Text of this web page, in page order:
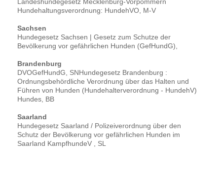
Hundehaltungsverordnung: HundehVO, M-V
Sachsen
Hundegesetz Sachsen | Gesetz zum Schutze der
Bevölkerung vor gefährlichen Hunden (GefHundG),
Brandenburg
DVOGefHundG, SNHundegesetz Brandenburg :
Ordnungsbehördliche Verordnung über das Halten und
Führen von Hunden (Hundehalterverordnung - HundehV)
Hundes, BB
Saarland
Hundegesetz Saarland / Polizeiverordnung über den
Schutz der Bevölkerung vor gefährlichen Hunden im
Saarland KampfhundeV , SL